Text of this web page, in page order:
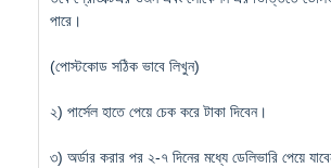
পারে।
(পোস্টকোড সঠিক ভাবে লিখুন)
২) পার্সেল হাতে পেয়ে চেক করে টাকা দিবেন।
৩) অর্ডার করার পর ২-৭ দিনের মধ্যে ডেলিভারি পেয়ে